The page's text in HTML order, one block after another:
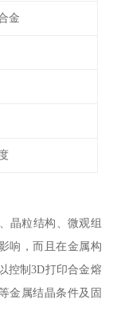
金
晶粒结构、微观组
响，而且在金属构
控制3D打印合金熔
金属结晶条件及固